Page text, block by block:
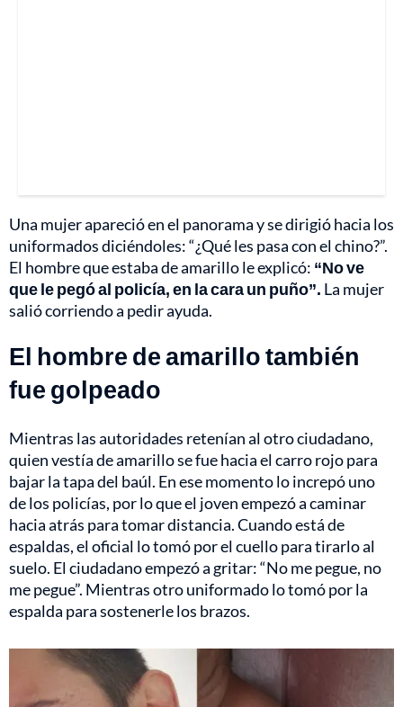
Una mujer apareció en el panorama y se dirigió hacia los
uniformados diciéndoles: “¿Qué les pasa con el chino?”.
El hombre que estaba de amarillo le explicó: “No ve
que le pegó al policía, en la cara un puño”. La mujer
salió corriendo a pedir ayuda.
El hombre de amarillo también
fue golpeado
Mientras las autoridades retenían al otro ciudadano,
quien vestía de amarillo se fue hacia el carro rojo para
bajar la tapa del baúl. En ese momento lo increpó uno
de los policías, por lo que el joven empezó a caminar
hacia atrás para tomar distancia. Cuando está de
espaldas, el oficial lo tomó por el cuello para tirarlo al
suelo. El ciudadano empezó a gritar: “No me pegue, no
me pegue”. Mientras otro uniformado lo tomó por la
espalda para sostenerle los brazos.